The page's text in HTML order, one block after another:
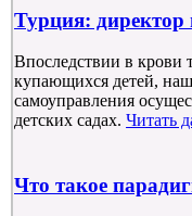
Турция:
Впоследствии в крови
купающихся детей,
самоуправления
детских садах. Читать
Что такое